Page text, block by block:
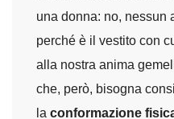
una donna: no, nessun
perché è il vestito con
alla nostra anima
che, però, bisogna
la conformazione